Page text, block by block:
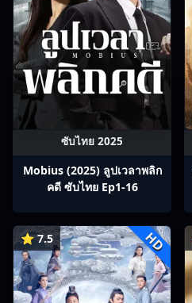
ซับไทย 2025
Mobius (2025) ลูปเวลาพลิก
คดี ซับไทย Ep1-16
⭐ 7.5 HD